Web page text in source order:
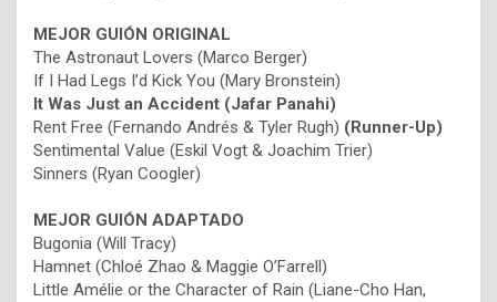
MEJOR GUIÓN ORIGINAL
The Astronaut Lovers (Marco Berger)
If I Had Legs I’d Kick You (Mary Bronstein)
It Was Just an Accident (Jafar Panahi)
Rent Free (Fernando Andrés & Tyler Rugh) (Runner-Up)
Sentimental Value (Eskil Vogt & Joachim Trier)
Sinners (Ryan Coogler)
MEJOR GUIÓN ADAPTADO
Bugonia (Will Tracy)
Hamnet (Chloé Zhao & Maggie O’Farrell)
Little Amélie or the Character of Rain (Liane-Cho Han,